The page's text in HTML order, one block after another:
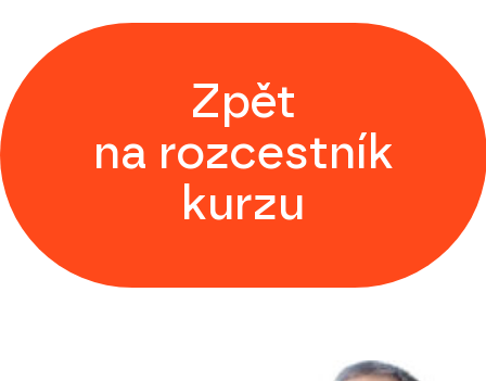
Zpět
na rozcestník
kurzu